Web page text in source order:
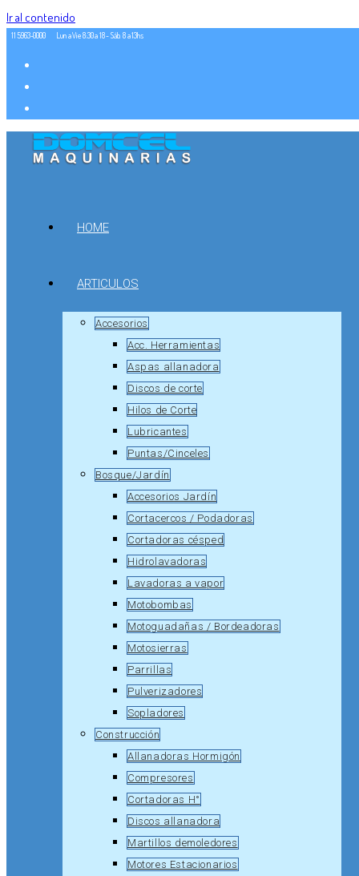
Ir al contenido
11 5963-0000 Lun a Vie 8:30 a 18 - Sáb. 8 a 13hs
HOME
ARTICULOS
Accesorios
Acc. Herramientas
Aspas allanadora
Discos de corte
Hilos de Corte
Lubricantes
Puntas/Cinceles
Bosque/Jardín
Accesorios Jardín
Cortacercos / Podadoras
Cortadoras césped
Hidrolavadoras
Lavadoras a vapor
Motobombas
Motoguadañas / Bordeadoras
Motosierras
Parrillas
Pulverizadores
Sopladores
Construcción
Allanadoras Hormigón
Compresores
Cortadoras H°
Discos allanadora
Martillos demoledores
Motores Estacionarios